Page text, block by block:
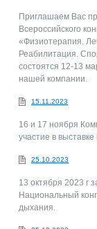
Приглашаем Вас
Всероссийского
«Физиотерапия.
Реабилитация.
состоятся 12-13
нашей компании.
15.11.2023
16 и 17 ноября
участие в
25.10.2023
13 октября 2023 г
Национальный
дыхания.